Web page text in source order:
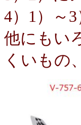
4）1）～
他にもい
くいもの